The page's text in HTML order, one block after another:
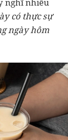
có thực sự
ngày hôm